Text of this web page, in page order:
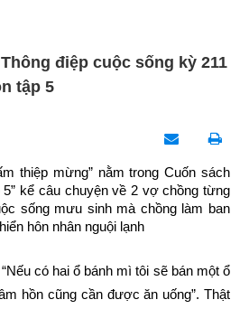
điệp cuộc sống kỳ 211
tập 5
thiệp mừng” nằm trong Cuốn sách
5” kể câu chuyện về 2 vợ chồng từng
sống mưu sinh mà chồng làm ban
hôn nhân nguội lạnh
có hai ổ bánh mì tôi sẽ bán một ổ
hồn cũng cần được ăn uống”. Thật